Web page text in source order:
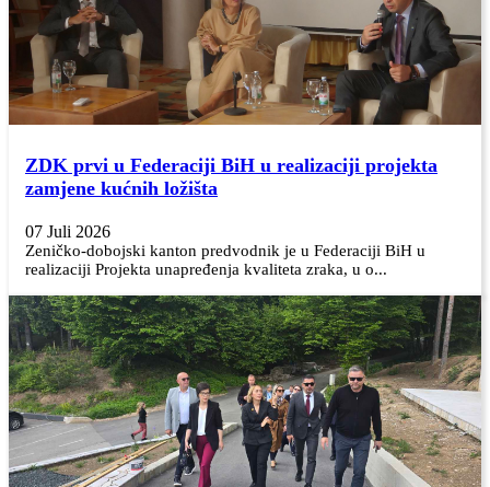
ZDK prvi u Federaciji BiH u realizaciji projekta
zamjene kućnih ložišta
07 Juli 2026
Zeničko-dobojski kanton predvodnik je u Federaciji BiH u
realizaciji Projekta unapređenja kvaliteta zraka, u o...